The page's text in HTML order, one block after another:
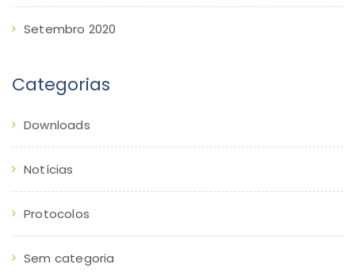
Setembro 2020
Categorias
Downloads
Notícias
Protocolos
Sem categoria